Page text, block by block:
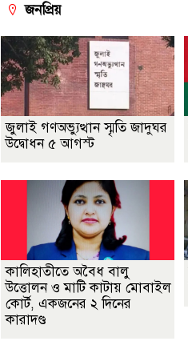
জনপ্রিয়
জুলাই গণঅভ্যুত্থান স্মৃতি জাদুঘর
উদ্বোধন ৫ আগস্ট
কালিহাতীতে অবৈধ বালু
উত্তোলন ও মাটি কাটায় মোবাইল
কোর্ট, একজনের ২ দিনের
কারাদণ্ড